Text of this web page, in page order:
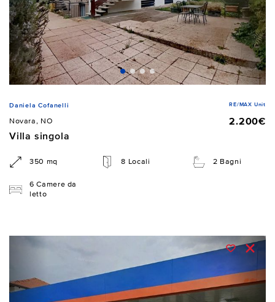
Daniela Cofanelli RE/MAX Unit
Novara, NO
2.200€
Villa singola
350 mq 8 Locali 2 Bagni
6 Camere da
letto